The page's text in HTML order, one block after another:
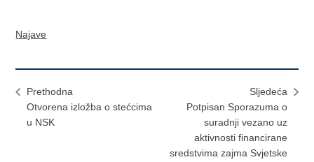
Najave
Prethodna
Otvorena izložba o stećcima
u NSK
Sljedeća
Potpisan Sporazuma o
suradnji vezano uz
aktivnosti financirane
sredstvima zajma Svjetske